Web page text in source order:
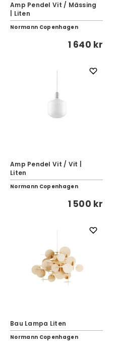
Amp Pendel Vit / Mässing
| Liten
Normann Copenhagen
1 640 kr
Amp Pendel Vit / Vit |
Liten
Normann Copenhagen
1 500 kr
Bau Lampa Liten
Normann Copenhagen